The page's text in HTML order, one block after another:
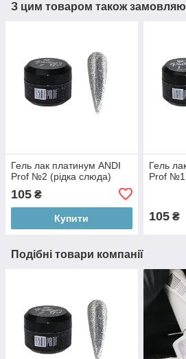
З цим товаром також
Гель лак платинум ANDI
Prof №2 (рідка слюда)
105 ₴
Купити
Гель
Prof №1
105₴
Подібні товари компанії